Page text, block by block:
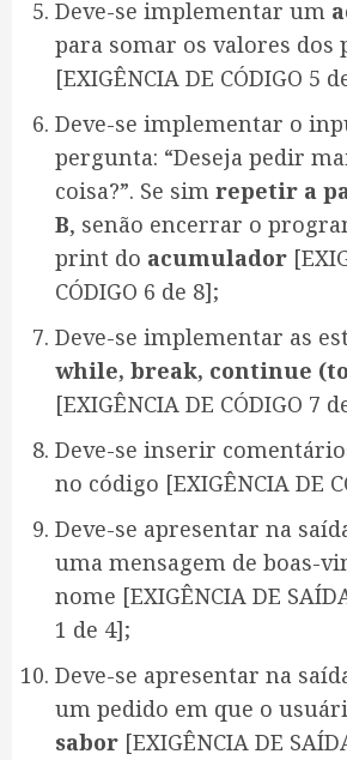
Deve-se implementar um
para somar os valores dos
[EXIGÊNCIA DE CÓDIGO 5
Deve-se implementar o
pergunta: “Deseja pedir
coisa?”. Se sim repetir a
B, senão encerrar o
print do acumulador
CÓDIGO 6 de 8];
Deve-se implementar as
while, break, continue
[EXIGÊNCIA DE CÓDIGO 7
Deve-se inserir
no código [EXIGÊNCIA DE
Deve-se apresentar na
uma mensagem de boas-
nome [EXIGÊNCIA DE
1 de 4];
Deve-se apresentar na
um pedido em que o
sabor [EXIGÊNCIA DE